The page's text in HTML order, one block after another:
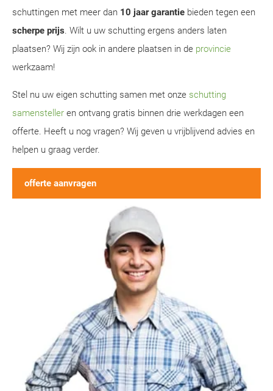
schuttingen met meer dan 10 jaar garantie bieden tegen een
scherpe prijs. Wilt u uw schutting ergens anders laten
plaatsen? Wij zijn ook in andere plaatsen in de provincie
werkzaam!
Stel nu uw eigen schutting samen met onze schutting
samensteller en ontvang gratis binnen drie werkdagen een
offerte. Heeft u nog vragen? Wij geven u vrijblijvend advies en
helpen u graag verder.
offerte aanvragen